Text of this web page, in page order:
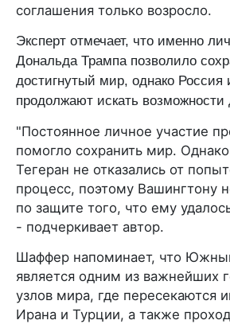
соглашения только возросло.
Эксперт отмечает, что именно
Дональда Трампа позволило
достигнутый мир, однако Россия
продолжают искать возможности
"Постоянное личное участие
помогло сохранить мир.
Тегеран не отказались от
процесс, поэтому Вашингтону
по защите того, что ему
- подчеркивает автор.
Шаффер напоминает, что
является одним из важнейших
узлов мира, где пересекаются
Ирана и Турции, а также